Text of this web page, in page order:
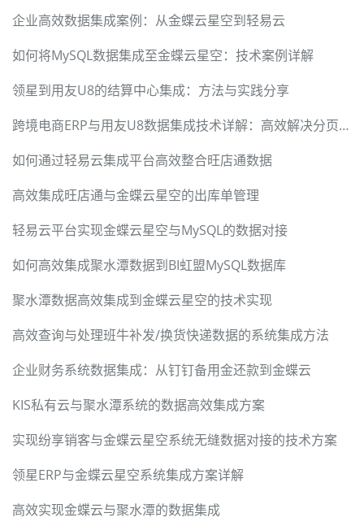
企业高效数据集成案例：从金蝶云星空到轻易云
如何将MySQL数据集成至金蝶云星空：技术案例详解
领星到用友U8的结算中心集成：方法与实践分享
跨境电商ERP与用友U8数据集成技术详解：高效解决分页限流与数据映射难题
如何通过轻易云集成平台高效整合旺店通数据
高效集成旺店通与金蝶云星空的出库单管理
轻易云平台实现金蝶云星空与MySQL的数据对接
如何高效集成聚水潭数据到BI虹盟MySQL数据库
聚水潭数据高效集成到金蝶云星空的技术实现
高效查询与处理班牛补发/换货快递数据的系统集成方法
企业财务系统数据集成：从钉钉备用金还款到金蝶云
KIS私有云与聚水潭系统的数据高效集成方案
实现纷享销客与金蝶云星空系统无缝数据对接的技术方案
领星ERP与金蝶云星空系统集成方案详解
高效实现金蝶云与聚水潭的数据集成